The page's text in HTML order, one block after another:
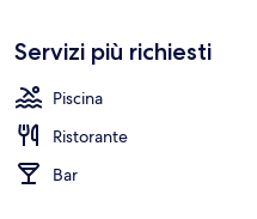
Servizi più richiesti
Piscina
Ristorante
Bar